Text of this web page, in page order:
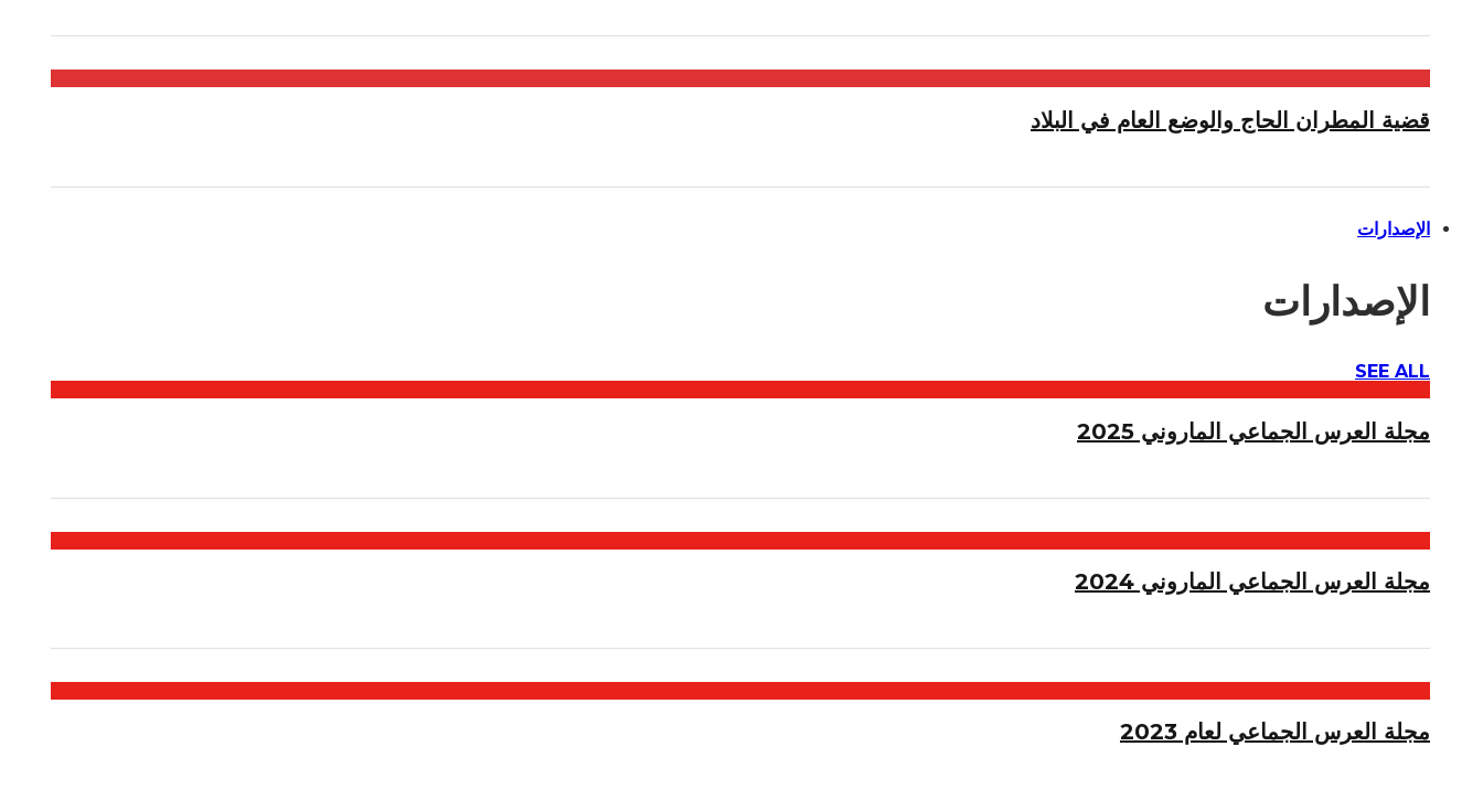
قضية المطران الحاج والوضع العام في البلاد
الإصدارات
الإصدارات
SEE ALL
مجلة العرس الجماعي الماروني 2025
مجلة العرس الجماعي الماروني 2024
مجلة العرس الجماعي لعام 2023